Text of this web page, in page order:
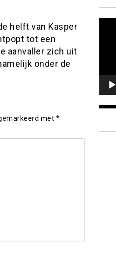
helft van Kasper
tot een
aanvaller zich uit
onder de
met *